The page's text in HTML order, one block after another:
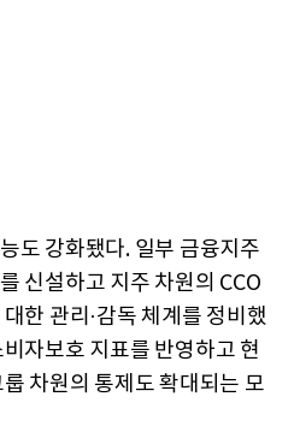
도 강화됐다. 일부 금융지주
신설하고 지주 차원의 CCO
한 관리·감독 체계를 정비했
자보호 지표를 반영하고 현
차원의 통제도 확대되는 모